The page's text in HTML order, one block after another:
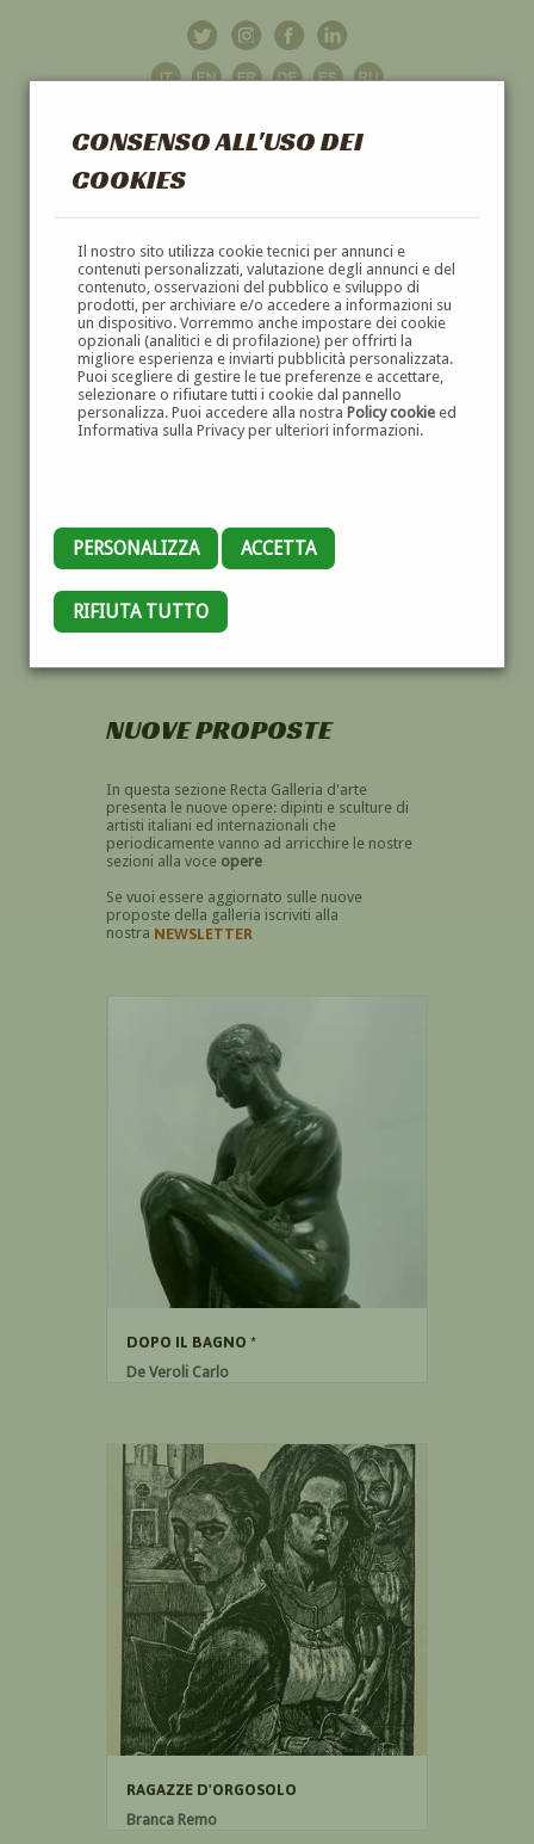
CONSENSO ALL'USO DEI
COOKIES
Il nostro sito utilizza cookie tecnici per annunci e
contenuti personalizzati, valutazione degli annunci e del
contenuto, osservazioni del pubblico e sviluppo di
prodotti, per archiviare e/o accedere a informazioni su
un dispositivo. Vorremmo anche impostare dei cookie
opzionali (analitici e di profilazione) per offrirti la
migliore esperienza e inviarti pubblicità personalizzata.
Puoi scegliere di gestire le tue preferenze e accettare,
selezionare o rifiutare tutti i cookie dal pannello
personalizza. Puoi accedere alla nostra Policy cookieed
Informativa sulla Privacy per ulteriori informazioni.
PERSONALIZZA ACCETTA
RIFIUTA TUTTO
GALLERIAD'ARTE
DIPINTI E SCULTURE '800 E '900
“Paesaggio *”
NUOVE PROPOSTE
In questa sezione Recta Galleria d'arte
presenta le nuove opere: dipinti e sculture di
artisti italiani ed internazionali che
periodicamente vanno ad arricchire le nostre
sezioni alla voce opere
Se vuoi essere aggiornato sulle nuove
proposte della galleria iscriviti alla
nostra NEWSLETTER
DOPO IL BAGNO *
De Veroli Carlo
RAGAZZE D'ORGOSOLO
Branca Remo